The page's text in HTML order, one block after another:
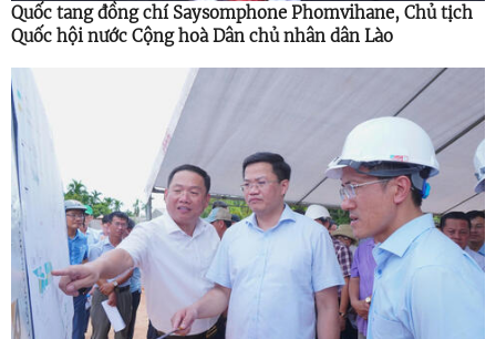
Quốc tang đồng chí Saysomphone Phomvihane, Chủ tịch
Quốc hội nước Cộng hoà Dân chủ nhân dân Lào